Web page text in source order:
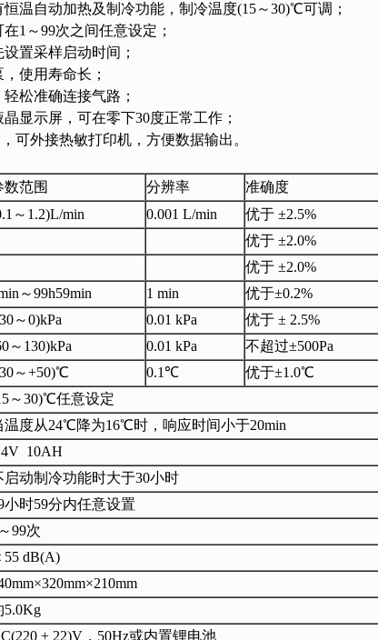
温自动加热及制冷功能，制冷温度(15～30)℃可调；
1～99次之间任意设定；
置采样启动时间；
使用寿命长；
松准确连接气路；
显示屏，可在零下30度正常工作；
可外接热敏打印机，方便数据输出。
数范围 分辨率
准确度
～1.2)L/min 0.001 L/min
优于 ±2.5%
优于 ±2.0%
优于 ±2.0%
～99h59min 1 min
优于±0.2%
～0)kPa 0.01 kPa
优于 ± 2.5%
～130)kPa 0.01 kPa
不超过±500Pa
～+50)℃ 0.1℃
优于±1.0℃
～30)℃任意设定
温度从24℃降为16℃时，响应时间小于20min
10AH
启动制冷功能时大于30小时
小时59分内任意设置
99次
55 dB(A)
5.0Kg
± 22)V，50Hz或内置锂电池